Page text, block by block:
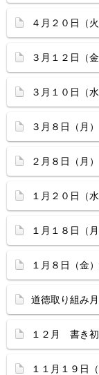
４月２０日（
３月１２日（
３月１０日（
３月８日（月
２月８日（月
１月２０日（
１月１８日（
１月８日（金
道徳取り組み
１２月 書き
１１月１９日